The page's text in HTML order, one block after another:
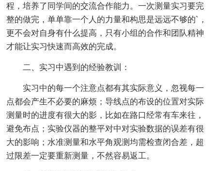
程，培养了同学间的交流合作能力。一次测量实习要完
整的做完，单单靠一个人的力量和构思是远远不够的`，
更不会对自身有什么提高，只有小组的合作和团队精神
才能让实习快速而高效的完成。
二、实习中遇到的经验教训：
实习中的每一个注意点都有其实际意义，忽视每一
点都会产生不必要的麻烦；导线点的布设的位置对实际
测量时的进度有很大的影，比如在路口经常有车来往，
避免布点；实验仪器的整平对中对实验数据的误差有很
大的影响；水准测量和水平角观测均需检查闭合差，超
过限差一定要重新测量，不然容易返工。